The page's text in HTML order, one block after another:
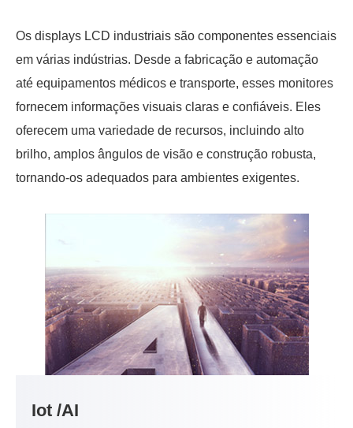
Os displays LCD industriais são componentes essenciais
em várias indústrias. Desde a fabricação e automação
até equipamentos médicos e transporte, esses monitores
fornecem informações visuais claras e confiáveis. Eles
oferecem uma variedade de recursos, incluindo alto
brilho, amplos ângulos de visão e construção robusta,
tornando-os adequados para ambientes exigentes.
Iot /AI